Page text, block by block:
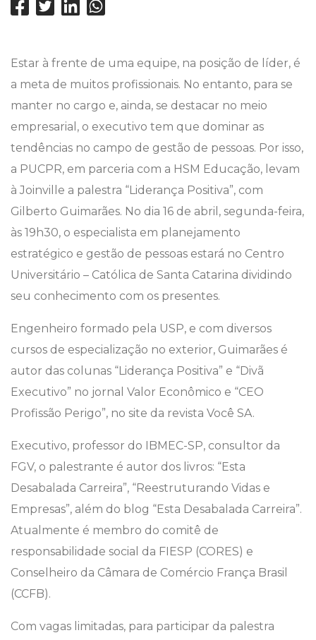
Estar à frente de uma equipe, na posição de líder, é
a meta de muitos profissionais. No entanto, para se
manter no cargo e, ainda, se destacar no meio
empresarial, o executivo tem que dominar as
tendências no campo de gestão de pessoas. Por isso,
a PUCPR, em parceria com a HSM Educação, levam
à Joinville a palestra “Liderança Positiva”, com
Gilberto Guimarães. No dia 16 de abril, segunda-feira,
às 19h30, o especialista em planejamento
estratégico e gestão de pessoas estará no Centro
Universitário – Católica de Santa Catarina dividindo
seu conhecimento com os presentes.
Engenheiro formado pela USP, e com diversos
cursos de especialização no exterior, Guimarães é
autor das colunas “Liderança Positiva” e “Divã
Executivo” no jornal Valor Econômico e “CEO
Profissão Perigo”, no site da revista Você SA.
Executivo, professor do IBMEC-SP, consultor da
FGV, o palestrante é autor dos livros: “Esta
Desabalada Carreira”, “Reestruturando Vidas e
Empresas”, além do blog “Esta Desabalada Carreira”.
Atualmente é membro do comitê de
responsabilidade social da FIESP (CORES) e
Conselheiro da Câmara de Comércio França Brasil
(CCFB).
Com vagas limitadas, para participar da palestra